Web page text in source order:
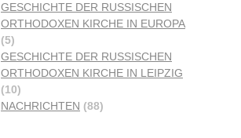
GESCHICHTE DER RUSSISCHEN
ORTHODOXEN KIRCHE IN EUROPA
(5)
GESCHICHTE DER RUSSISCHEN
ORTHODOXEN KIRCHE IN LEIPZIG
(10)
NACHRICHTEN (88)